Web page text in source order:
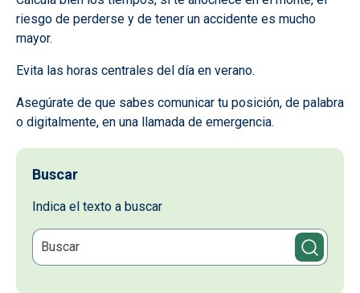
riesgo de perderse y de tener un accidente es mucho
mayor.
Evita las horas centrales del día en verano.
Asegúrate de que sabes comunicar tu posición, de palabra
o digitalmente, en una llamada de emergencia.
Buscar
Indica el texto a buscar